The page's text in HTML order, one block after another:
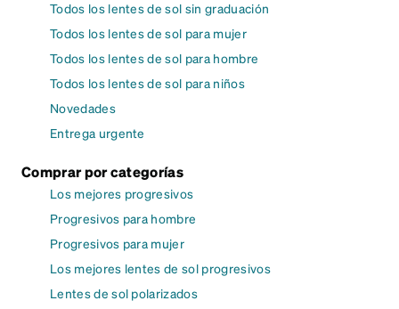
Todos los lentes de sol sin graduación
Todos los lentes de sol para mujer
Todos los lentes de sol para hombre
Todos los lentes de sol para niños
Novedades
Entrega urgente
Comprar por categorías
Los mejores progresivos
Progresivos para hombre
Progresivos para mujer
Los mejores lentes de sol progresivos
Lentes de sol polarizados